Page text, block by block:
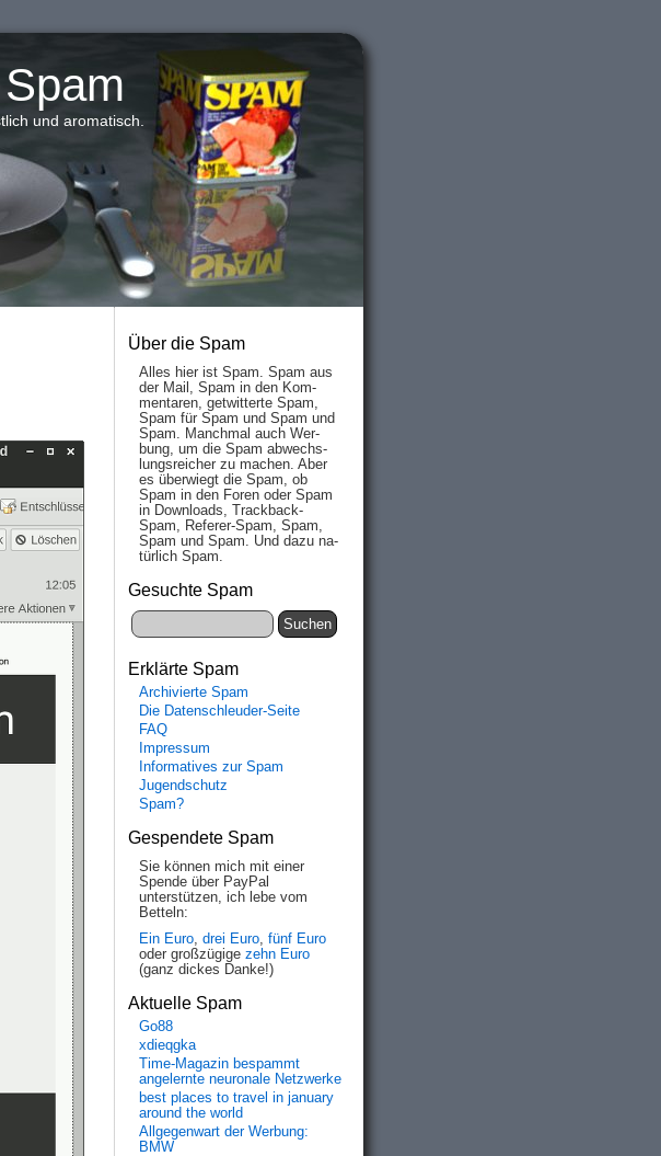
und aromatisch.
Über die Spam
Alles hier ist Spam. Spam aus
der Mail, Spam in den Kom­
men­taren, ge­twit­ter­te Spam,
Spam für Spam und Spam und
Spam. Manch­mal auch Wer­
bung, um die Spam ab­wechs­
lungs­reich­er zu mach­en. Aber
es über­wiegt die Spam, ob
Spam in den Fo­ren oder Spam
in Down­loads, Track­back-
Spam, Re­fe­rer-Spam, Spam,
Spam und Spam. Und da­zu na­
tür­lich Spam.
Gesuchte Spam
Erklärte Spam
Archivierte Spam
Die Datenschleuder-Seite
FAQ
Impressum
Informatives zur Spam
Jugendschutz
Spam?
Gespendete Spam
Sie können mich mit einer
Spende über PayPal
unterstützen, ich lebe vom
Betteln:
Ein Euro, drei Euro, fünf Euro
oder großzügige zehn Euro
(ganz dickes Danke!)
Aktuelle Spam
Go88
xdieqgka
Time-Magazin bespammt
angelernte neuronale Netzwerke
best places to travel in january
around the world
Allgegenwart der Werbung:
BMW